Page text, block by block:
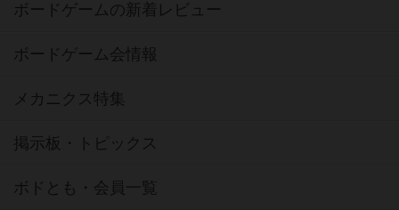
ボードゲームの新着レビュー
ボードゲーム会情報
メカニクス特集
掲示板・トピックス
ボドとも・会員一覧